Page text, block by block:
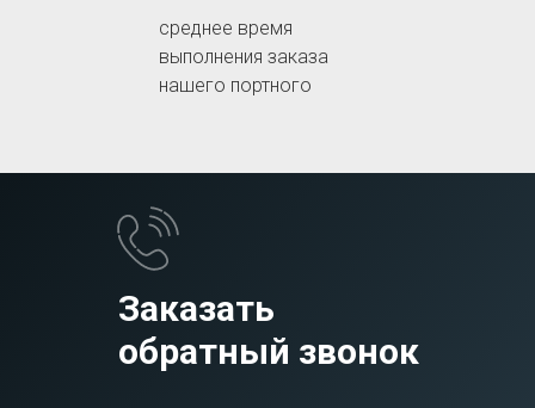
среднее время
выполнения заказа
нашего портного
Заказать
обратный звонок